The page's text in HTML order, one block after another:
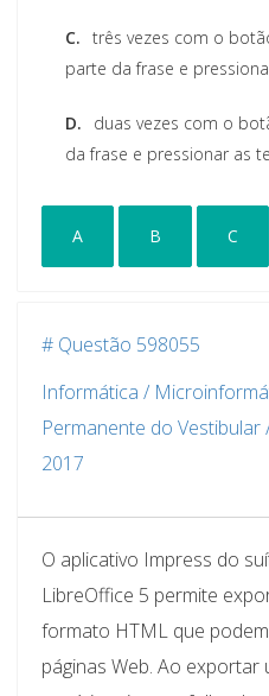
C. três vezes com o
parte da frase e
D.
duas vezes com o
da frase e pressionar as
A B C
# Questão 598055
Informática /
Permanente do Vestibular
2017
O aplicativo Impress do
LibreOffice 5 permite
formato HTML que
páginas Web. Ao